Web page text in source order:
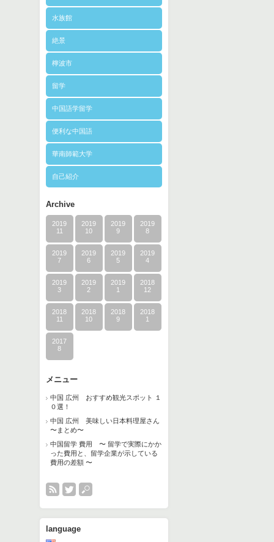
水族館
絶景
檸波市
留学
中国語学留学
便利な中国語
華南師範大学
自己紹介
Archive
2019
11
2019
10
2019
9
2019
8
2019
7
2019
6
2019
5
2019
4
2019
3
2019
2
2019
1
2018
12
2018
11
2018
10
2018
9
2018
1
2017
8
メニュー
中国 広州 おすすめ観光スポット １
０選！
中国 広州 美味しい日本料理屋さん
〜まとめ〜
中国留学 費用 〜 留学で実際にかか
った費用と、留学企業が示している
費用の差額 〜
language